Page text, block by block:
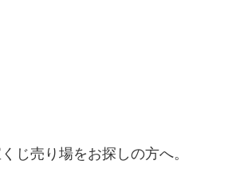
じ売り場をお探しの方へ。